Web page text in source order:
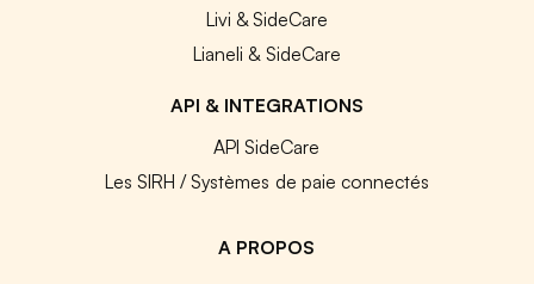
Livi & SideCare
Lianeli & SideCare
API & INTEGRATIONS
API SideCare
Les SIRH / Systèmes de paie connectés
A PROPOS